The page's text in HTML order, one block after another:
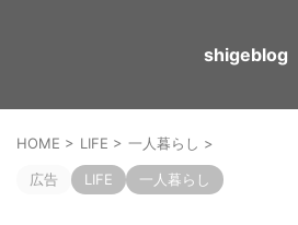
shigeblog
HOME > LIFE > 一人暮らし >
広告 LIFE 一人暮らし